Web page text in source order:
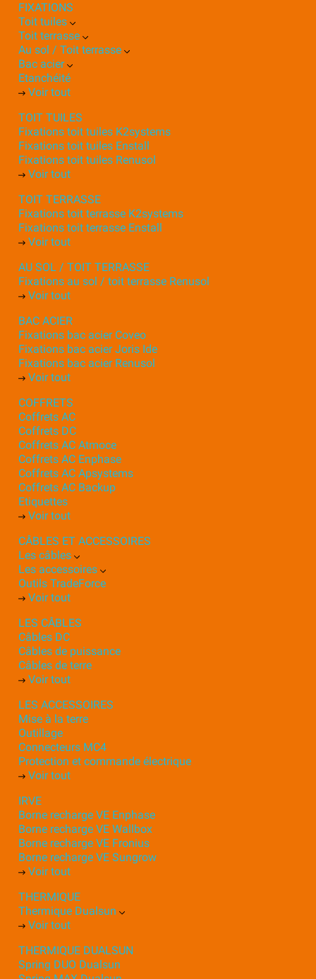
FIXATIONS
Toit tuiles
Toit terrasse
Au sol / Toit terrasse
Bac acier
Etanchéité
Voir tout
TOIT TUILES
Fixations toit tuiles K2systems
Fixations toit tuiles Enstall
Fixations toit tuiles Renusol
Voir tout
TOIT TERRASSE
Fixations toit terrasse K2systems
Fixations toit terrasse Enstall
Voir tout
AU SOL / TOIT TERRASSE
Fixations au sol / toit terrasse Renusol
Voir tout
BAC ACIER
Fixations bac acier Coveo
Fixations bac acier Joris Ide
Fixations bac acier Renusol
Voir tout
COFFRETS
Coffrets AC
Coffrets DC
Coffrets AC Atmoce
Coffrets AC Enphase
Coffrets AC Apsystems
Coffrets AC Backup
Etiquettes
Voir tout
CÂBLES ET ACCESSOIRES
Les câbles
Les accessoires
Outils TradeForce
Voir tout
LES CÂBLES
Câbles DC
Câbles de puissance
Câbles de terre
Voir tout
LES ACCESSOIRES
Mise à la terre
Outillage
Connecteurs MC4
Protection et commande électrique
Voir tout
IRVE
Borne recharge VE Enphase
Borne recharge VE Wallbox
Borne recharge VE Fronius
Borne recharge VE Sungrow
Voir tout
THERMIQUE
Thermique Dualsun
Voir tout
THERMIQUE DUALSUN
Spring DUO Dualsun